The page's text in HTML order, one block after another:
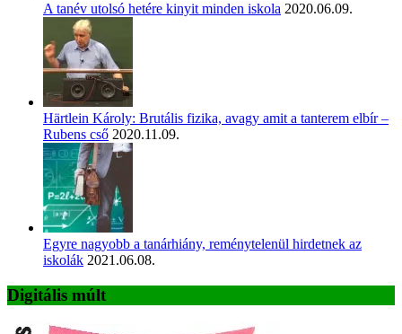
A tanév utolsó hetére kinyit minden iskola 2020.06.09.
Härtlein Károly: Brutális fizika, avagy amit a tanterem elbír –
Rubens cső 2020.11.09.
Egyre nagyobb a tanárhiány, reménytelenül hirdetnek az
iskolák 2021.06.08.
Digitális múlt